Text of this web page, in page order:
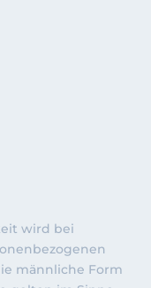
wird bei
männliche Form